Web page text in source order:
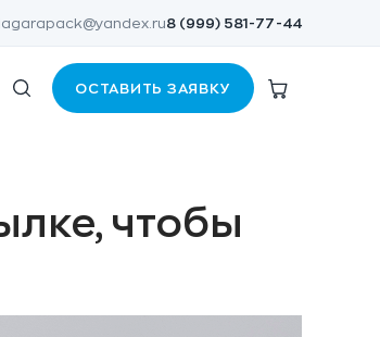
8 (999) 581-77-44
ОСТАВИТЬ ЗАЯВКУ
чтобы